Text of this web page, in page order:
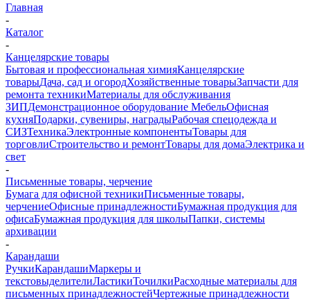
Главная
-
Каталог
-
Канцелярские товары
Бытовая и профессиональная химияКанцелярские
товарыДача, сад и огородХозяйственные товарыЗапчасти для
ремонта техникиМатериалы для обслуживания
ЗИПДемонстрационное оборудование МебельОфисная
кухняПодарки, сувениры, наградыРабочая спецодежда и
СИЗТехникаЭлектронные компонентыТовары для
торговлиСтроительство и ремонтТовары для домаЭлектрика и
свет
-
Письменные товары, черчение
Бумага для офисной техникиПисьменные товары,
черчениеОфисные принадлежностиБумажная продукция для
офисаБумажная продукция для школыПапки, системы
архивации
-
Карандаши
РучкиКарандашиМаркеры и
текстовыделителиЛастикиТочилкиРасходные материалы для
письменных принадлежностейЧертежные принадлежности